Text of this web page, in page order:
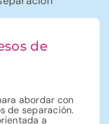
de
abordar con
de separación.
a